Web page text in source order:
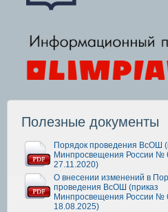
Полезные документы
Порядок проведения ВсОШ
Минпросвещения России №
27.11.2020)
О внесении изменений в
проведения ВсОШ (приказ
Минпросвещения России №
18.08.2025)